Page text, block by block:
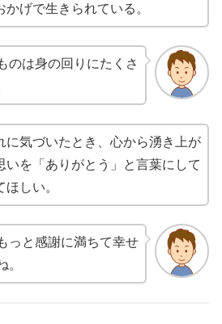
かげで生きられている。
のは身の回りにたくさ
に気づいたとき、心から湧き上が
いを「ありがとう」と言葉にして
しい。
っと感謝に満ちて幸せ
。